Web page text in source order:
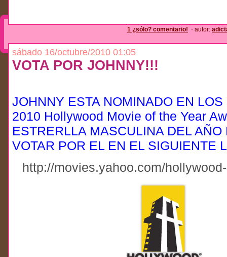
1 ¿sólo? comentario! · autor:
sábado 16/octubre/2010 01:05
VOTA POR JOHNNY!!!
JOHNNY ESTA NOMINADO EN
2010 Hollywood Movie of the Year
ESTRERLLA MASCULINA DEL AÑO
VOTAR POR EL EN EL SIGUIENTE
http://movies.yahoo.com/